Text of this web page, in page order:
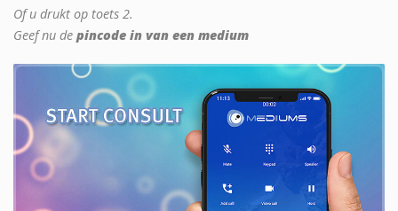
Of u drukt op toets 2.
Geef nu de pincode in van een medium